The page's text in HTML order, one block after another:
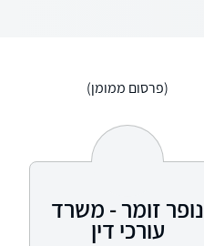
(פרסום ממומן)
נופר זומר - משרד
עורכי דין